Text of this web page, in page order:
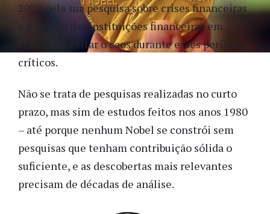
2022 pela sua pesquisa sobre crises financeiras
e a função das instituições financeiras em
conseguir evitar o caos durante esses períodos
críticos.
Não se trata de pesquisas realizadas no curto
prazo, mas sim de estudos feitos nos anos 1980
– até porque nenhum Nobel se constrói sem
pesquisas que tenham contribuição sólida o
suficiente, e as descobertas mais relevantes
precisam de décadas de análise.